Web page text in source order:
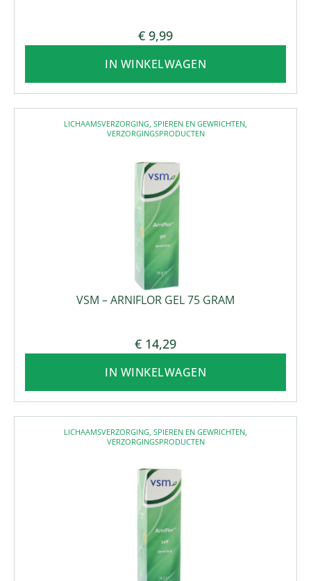
€ 9,99
IN WINKELWAGEN
LICHAAMSVERZORGING SPIEREN EN GEWRICHTEN
VERZORGINGSPRODUCTEN
VSM – ARNIFLOR GEL 75 GRAM
€ 14,29
IN WINKELWAGEN
LICHAAMSVERZORGING SPIEREN EN GEWRICHTEN
VERZORGINGSPRODUCTEN